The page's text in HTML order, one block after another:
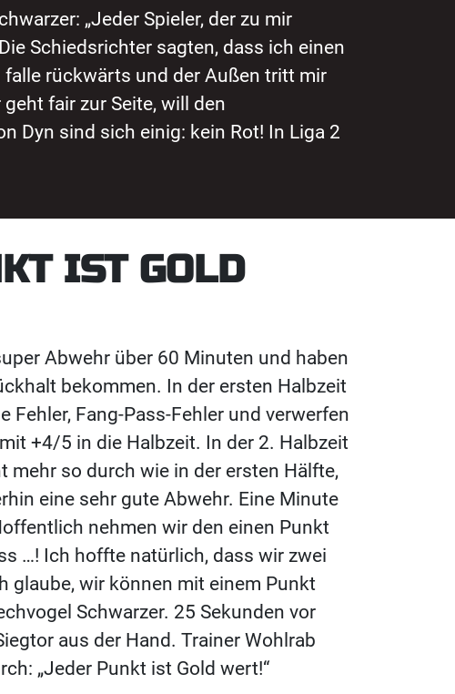
„Jeder Spieler, der zu mir
Schiedsrichter sagten, dass ich einen
rückwärts und der Außen tritt mir
fair zur Seite, will den
Dyn sind sich einig: kein Rot! In Liga 2
IST GOLD
Abwehr über 60 Minuten und haben
bekommen. In der ersten Halbzeit
Fehler, Fang-Pass-Fehler und verwerfen
+4/5 in die Halbzeit. In der 2. Halbzeit
mehr so durch wie in der ersten Hälfte,
eine sehr gute Abwehr. Eine Minute
nehmen wir den einen Punkt
…! Ich hoffte natürlich, dass wir zwei
glaube, wir können mit einem Punkt
Schwarzer. 25 Sekunden vor
aus der Hand. Trainer Wohlrab
„Jeder Punkt ist Gold wert!“